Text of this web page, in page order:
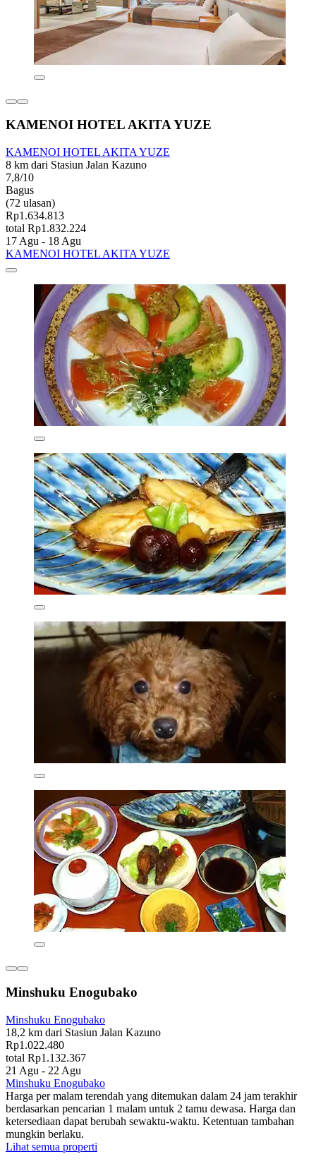
KAMENOI HOTEL AKITA YUZE
KAMENOI HOTEL AKITA YUZE
8 km dari Stasiun Jalan Kazuno
7,8/10
Bagus
(72 ulasan)
Rp1.634.813
total Rp1.832.224
17 Agu - 18 Agu
KAMENOI HOTEL AKITA YUZE
Minshuku Enogubako
Minshuku Enogubako
18,2 km dari Stasiun Jalan Kazuno
Rp1.022.480
total Rp1.132.367
21 Agu - 22 Agu
Minshuku Enogubako
Harga per malam terendah yang ditemukan dalam 24 jam terakhir
berdasarkan pencarian 1 malam untuk 2 tamu dewasa. Harga dan
ketersediaan dapat berubah sewaktu-waktu. Ketentuan tambahan
mungkin berlaku.
Lihat semua properti